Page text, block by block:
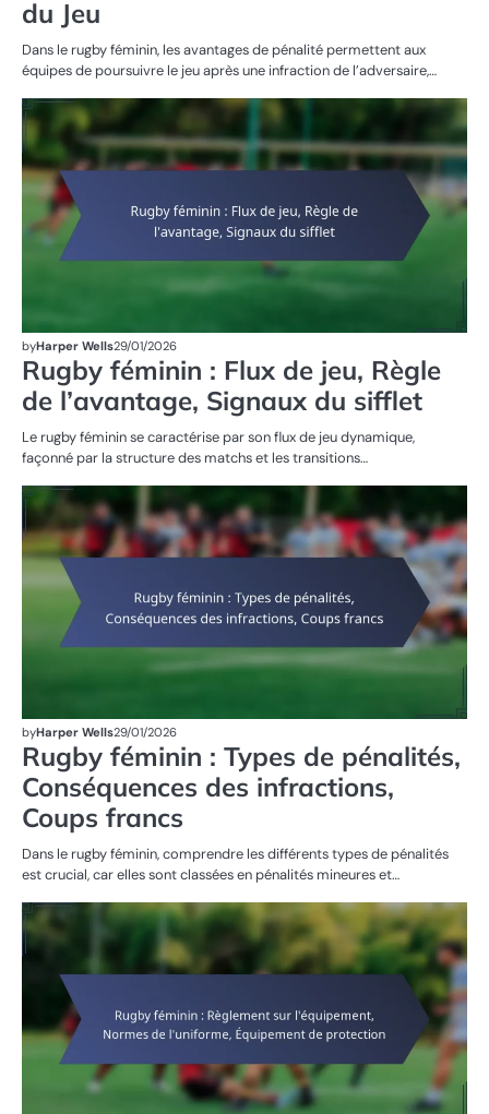
du Jeu
Dans le rugby féminin, les avantages de pénalité permettent aux
équipes de poursuivre le jeu après une infraction de l’adversaire,…
byHarper Wells29/01/2026
Rugby féminin : Flux de jeu, Règle
de l’avantage, Signaux du sifflet
Le rugby féminin se caractérise par son flux de jeu dynamique,
façonné par la structure des matchs et les transitions…
byHarper Wells29/01/2026
Rugby féminin : Types de pénalités,
Conséquences des infractions,
Coups francs
Dans le rugby féminin, comprendre les différents types de pénalités
est crucial, car elles sont classées en pénalités mineures et…